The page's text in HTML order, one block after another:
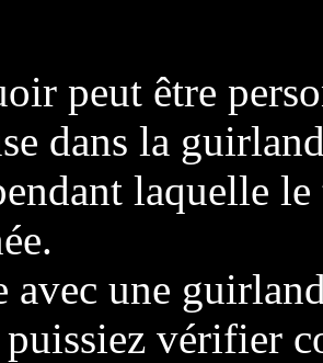
peut être
dans la
laquelle
avec une
puissiez vérifier